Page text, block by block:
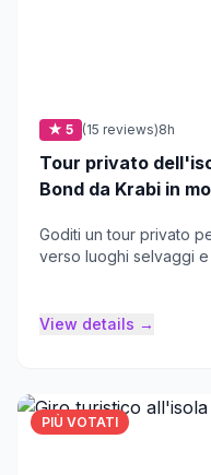
★ 5 (15 reviews)8h
Tour privato
Bond da Krabi in
Goditi un tour privato
verso luoghi selvaggi
View details →
PIÙ VOTATI